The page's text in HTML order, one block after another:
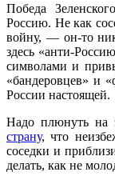
Победа
Россию. Не как
войну, — он-то
здесь «анти-
символами и
«бандеровцев» и
России настоящей.
Надо плюнуть на
страну, что
соседки и
делать, как не